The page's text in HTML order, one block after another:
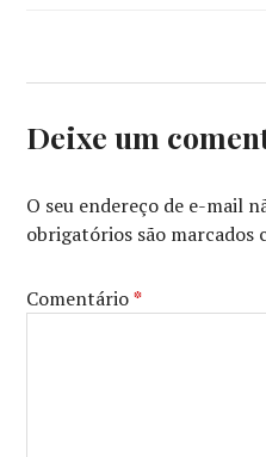
Deixe um
O seu endereço de e-mail
obrigatórios são marcados
Comentário*